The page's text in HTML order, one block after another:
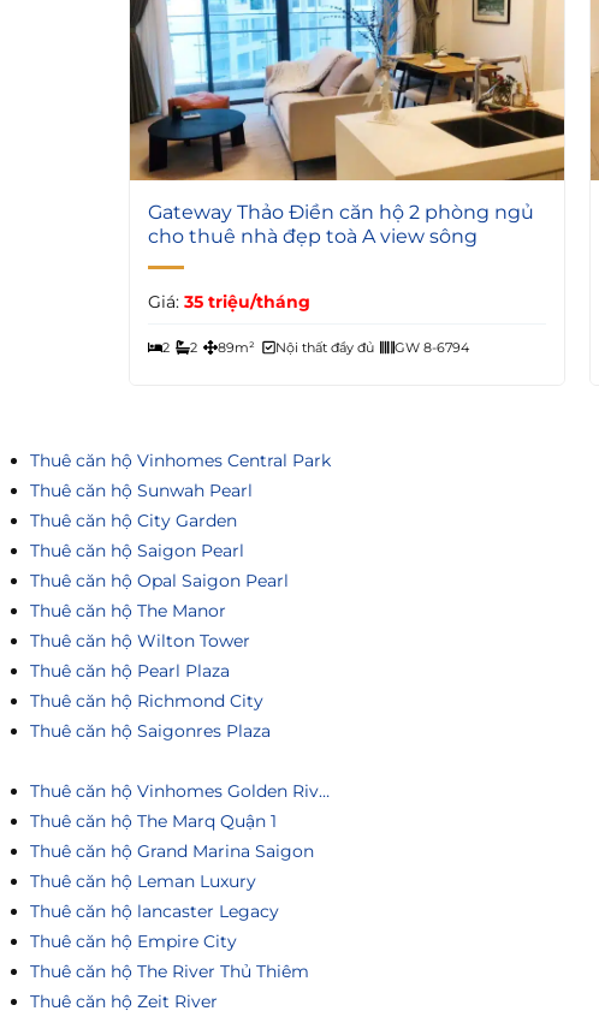
5
Gateway Thảo Điền căn hộ 2 phòng ngủ
cho thuê nhà đẹp toà A view sông
Giá: 35 triệu/tháng
2 2 89m² Nội thất đầy đủ GW 8-6794
Thuê căn hộ Vinhomes Central Park
Thuê căn hộ Sunwah Pearl
Thuê căn hộ City Garden
Thuê căn hộ Saigon Pearl
Thuê căn hộ Opal Saigon Pearl
Thuê căn hộ The Manor
Thuê căn hộ Wilton Tower
Thuê căn hộ Pearl Plaza
Thuê căn hộ Richmond City
Thuê căn hộ Saigonres Plaza
Thuê căn hộ Vinhomes Golden River
Thuê căn hộ The Marq Quận 1
Thuê căn hộ Grand Marina Saigon
Thuê căn hộ Leman Luxury
Thuê căn hộ lancaster Legacy
Thuê căn hộ Empire City
Thuê căn hộ The River Thủ Thiêm
Thuê căn hộ Zeit River